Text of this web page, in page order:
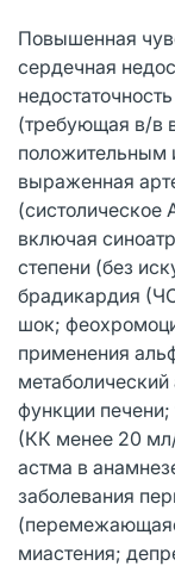
Повышенная
сердечная
(требующая в/в
положительным
выраженная
включая
степени (без
брадикардия
шок;
применения
функции
(КК менее 20
астма в
заболевания
миастения;